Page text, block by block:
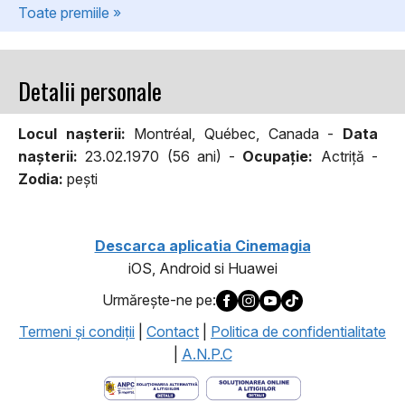
Toate premiile »
Detalii personale
Locul naşterii: Montréal, Québec, Canada - Data
naşterii: 23.02.1970 (56 ani) - Ocupaţie: Actriţă -
Zodia: peşti
Descarca aplicatia Cinemagia
iOS, Android si Huawei
Urmăreşte-ne pe:
Termeni şi condiţii
Contact
Politica de confidentialitate
A.N.P.C